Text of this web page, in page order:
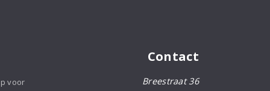
voor
Contact
Breestraat 36